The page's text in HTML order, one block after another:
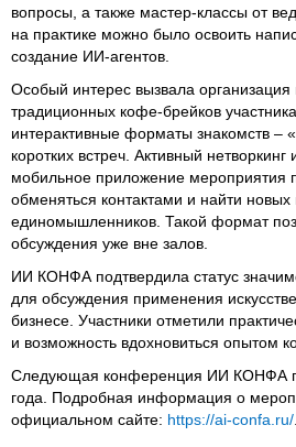
вопросы, а также мастер-классы от
на практике можно было освоить
создание ИИ-агентов.
Особый интерес вызвала организация
традиционных кофе-брейков
интерактивные форматы знакомств –
коротких встреч. Активный
мобильное приложение мероприятия
обменяться контактами и найти новых
единомышленников. Такой формат
обсуждения уже вне залов.
ИИ КОНФА подтвердила статус
для обсуждения применения
бизнесе. Участники отметили
и возможность вдохновиться опытом
Следующая конференция ИИ КОНФА
года. Подробная информация о
официальном сайте: https://ai-confa.ru/